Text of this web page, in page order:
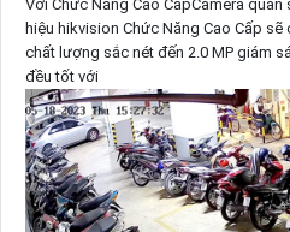
Với Chức Năng Cao CấpCamera
hiệu hikvision Chức Năng Cao Cấp
chất lượng sắc nét đến 2.0 MP giám
đều tốt với